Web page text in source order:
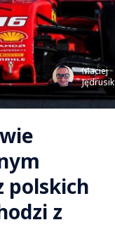
Maciej
Jędrusik
polskich
z